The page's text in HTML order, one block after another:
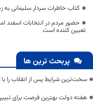
کتاب خاطرات سردار سلیمانی به
حضور مردم در انتخابات اسفند
تعیین کننده است
پربحث ترین ها
سخت‌ترین شرایط پس از انقلاب را
هفته دولت بهترین فرصت برای